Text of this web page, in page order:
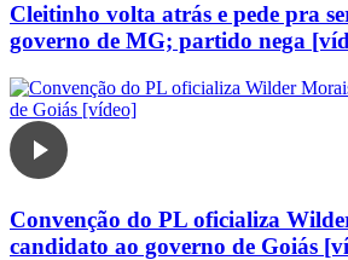
Cleitinho volta atrás e pede pra
governo de MG; partido nega
Convenção do PL oficializa
candidato ao governo de Goiás